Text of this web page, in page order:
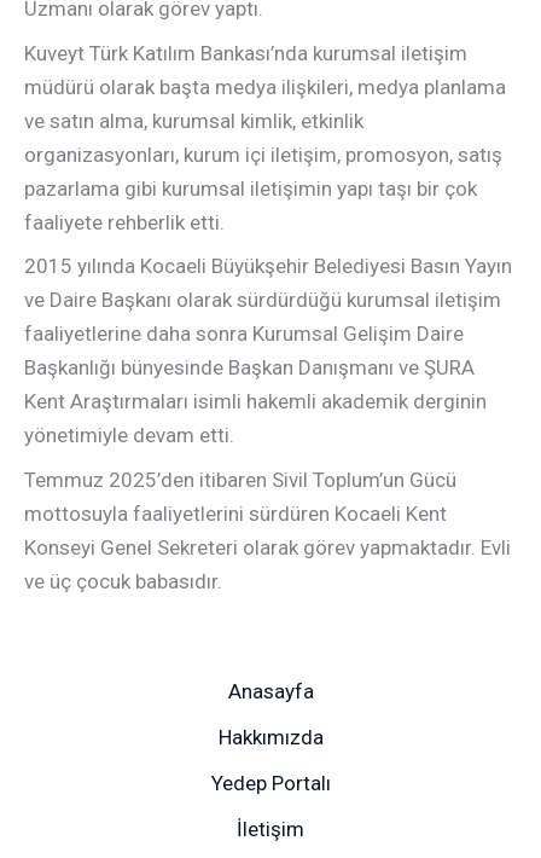
Uzmanı olarak görev yaptı.
Kuveyt Türk Katılım Bankası’nda kurumsal iletişim
müdürü olarak başta medya ilişkileri, medya planlama
ve satın alma, kurumsal kimlik, etkinlik
organizasyonları, kurum içi iletişim, promosyon, satış
pazarlama gibi kurumsal iletişimin yapı taşı bir çok
faaliyete rehberlik etti.
2015 yılında Kocaeli Büyükşehir Belediyesi Basın Yayın
ve Daire Başkanı olarak sürdürdüğü kurumsal iletişim
faaliyetlerine daha sonra Kurumsal Gelişim Daire
Başkanlığı bünyesinde Başkan Danışmanı ve ŞURA
Kent Araştırmaları isimli hakemli akademik derginin
yönetimiyle devam etti.
Temmuz 2025’den itibaren Sivil Toplum’un Gücü
mottosuyla faaliyetlerini sürdüren Kocaeli Kent
Konseyi Genel Sekreteri olarak görev yapmaktadır. Evli
ve üç çocuk babasıdır.
Anasayfa
Hakkımızda
Yedep Portalı
İletişim